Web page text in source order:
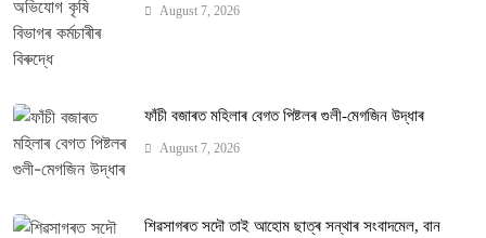
August 7, 2026
ফাঁচী বজাৰত মহিলাৰ বেগত পিষ্টলৰ গুলী-মেগজিন উদ্ধাৰ
August 7, 2026
শিৱসাগৰত সদৌ তাই আহোম ছাত্ৰ সন্থাৰ সংবাদমেল, বান